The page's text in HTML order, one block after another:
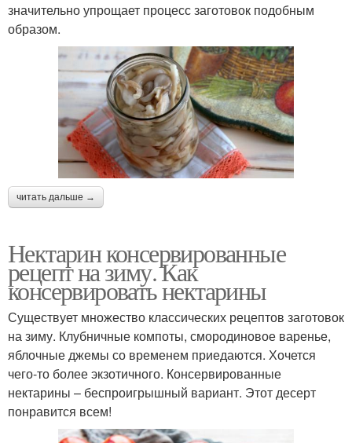
значительно упрощает процесс заготовок подобным
образом.
читать дальше →
Нектарин консервированные
рецепт на зиму. Как
консервировать нектарины
Существует множество классических рецептов заготовок
на зиму. Клубничные компоты, смородиновое варенье,
яблочные джемы со временем приедаются. Хочется
чего-то более экзотичного. Консервированные
нектарины – беспроигрышный вариант. Этот десерт
понравится всем!